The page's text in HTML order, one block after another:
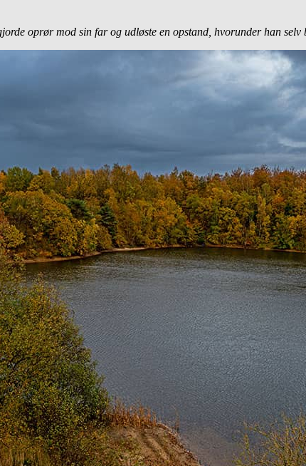
oprør mod sin far og udløste en opstand, hvorunder han